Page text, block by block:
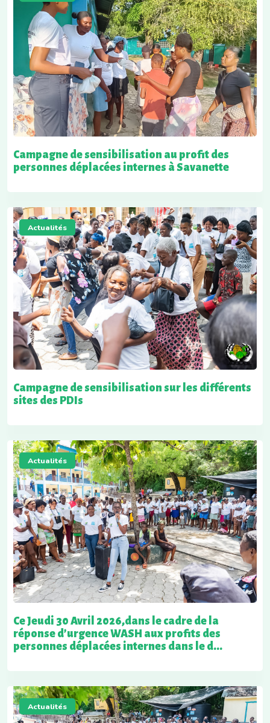
Campagne de sensibilisation au profit des
personnes déplacées internes à Savanette
Actualités
Campagne de sensibilisation sur les différents
sites des PDIs
Actualités
Ce Jeudi 30 Avril 2026,dans le cadre de la
réponse d’urgence WASH aux profits des
personnes déplacées internes dans le d...
Actualités